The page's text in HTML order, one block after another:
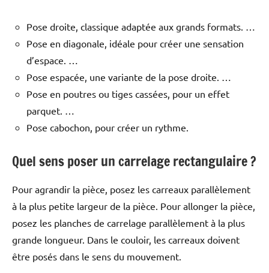
Pose droite, classique adaptée aux grands formats. …
Pose en diagonale, idéale pour créer une sensation
d’espace. …
Pose espacée, une variante de la pose droite. …
Pose en poutres ou tiges cassées, pour un effet
parquet. …
Pose cabochon, pour créer un rythme.
Quel sens poser un carrelage rectangulaire ?
Pour agrandir la pièce, posez les carreaux parallèlement
à la plus petite largeur de la pièce. Pour allonger la pièce,
posez les planches de carrelage parallèlement à la plus
grande longueur. Dans le couloir, les carreaux doivent
être posés dans le sens du mouvement.